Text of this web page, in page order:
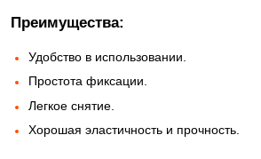
Преимущества:
Удобство в использовании.
Простота фиксации.
Легкое снятие.
Хорошая эластичность и прочность.